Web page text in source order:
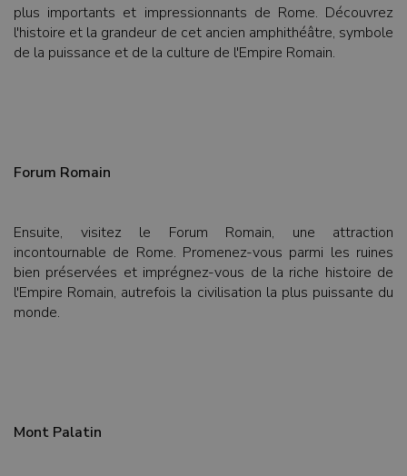
plus importants et impressionnants de Rome. Découvrez
l'histoire et la grandeur de cet ancien amphithéâtre, symbole
de la puissance et de la culture de l'Empire Romain.
Forum Romain
Ensuite, visitez le Forum Romain, une attraction
incontournable de Rome. Promenez-vous parmi les ruines
bien préservées et imprégnez-vous de la riche histoire de
l'Empire Romain, autrefois la civilisation la plus puissante du
monde.
Mont Palatin